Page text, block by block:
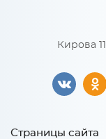
Кирова
Страницы сайта